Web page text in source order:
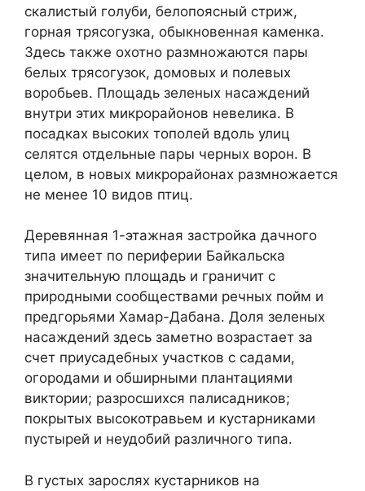
скалистый голуби, белопоясный стриж,
горная трясогузка, обыкновенная каменка.
Здесь также охотно размножаются пары
белых трясогузок, домовых и полевых
воробьев. Площадь зеленых насаждений
внутри этих микрорайонов невелика. В
посадках высоких тополей вдоль улиц
селятся отдельные пары черных ворон. В
целом, в новых микрорайонах размножается
не менее 10 видов птиц.
Деревянная 1-этажная застройка дачного
типа имеет по периферии Байкальска
значительную площадь и граничит с
природными сообществами речных пойм и
предгорьями Хамар-Дабана. Доля зеленых
насаждений здесь заметно возрастает за
счет приусадебных участков с садами,
огородами и обширными плантациями
виктории; разросшихся палисадников;
покрытых высокотравьем и кустарниками
пустырей и неудобий различного типа.
В густых зарослях кустарников на